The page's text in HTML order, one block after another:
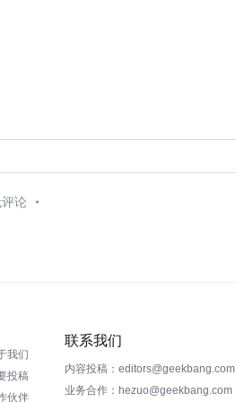
论
我们
投稿
伙伴
联系我们
内容投稿：editors@geekbang.com
业务合作：hezuo@geekbang.com